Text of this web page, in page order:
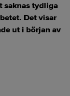
saknas tydliga
Det visar
ut i början av